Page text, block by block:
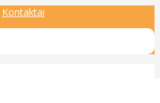
Kontaktai